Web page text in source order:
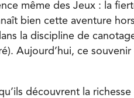
même des Jeux : la
bien cette aventure
la discipline de
Aujourd’hui, ce
découvrent la richesse